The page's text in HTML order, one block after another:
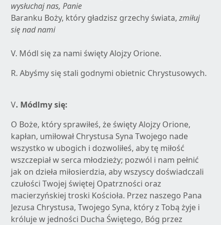
wysłuchaj nas, Panie
Baranku Boży, który gładzisz grzechy świata, zmiłuj
się nad nami
V. Módl się za nami święty Alojzy Orione.
R. Abyśmy się stali godnymi obietnic Chrystusowych.
V. Módlmy się:
O Boże, który sprawiłeś, że święty Alojzy Orione,
kapłan, umiłował Chrystusa Syna Twojego nade
wszystko w ubogich i dozwoliłeś, aby tę miłość
wszczepiał w serca młodzieży; pozwól i nam pełnić
jak on dzieła miłosierdzia, aby wszyscy doświadczali
czułości Twojej świętej Opatrzności oraz
macierzyńskiej troski Kościoła. Przez naszego Pana
Jezusa Chrystusa, Twojego Syna, który z Tobą żyje i
króluje w jedności Ducha Świętego, Bóg przez